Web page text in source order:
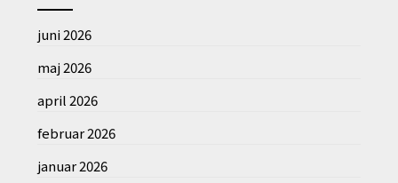
juni 2026
maj 2026
april 2026
februar 2026
januar 2026